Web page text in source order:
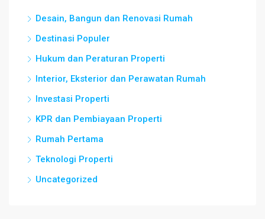
Desain, Bangun dan Renovasi Rumah
Destinasi Populer
Hukum dan Peraturan Properti
Interior, Eksterior dan Perawatan Rumah
Investasi Properti
KPR dan Pembiayaan Properti
Rumah Pertama
Teknologi Properti
Uncategorized